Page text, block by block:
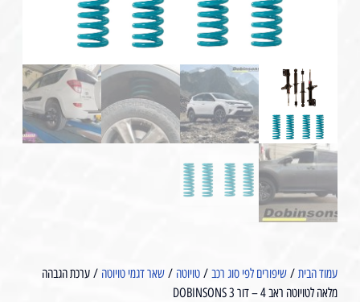
עמוד הבית/ שיפורים לפי סוג רכב/ טויוטה / שאר דגמי טויוטה / ערכת הגבהה
מלאה לטויוטה ראב 4 – דור 3 DOBINSONS